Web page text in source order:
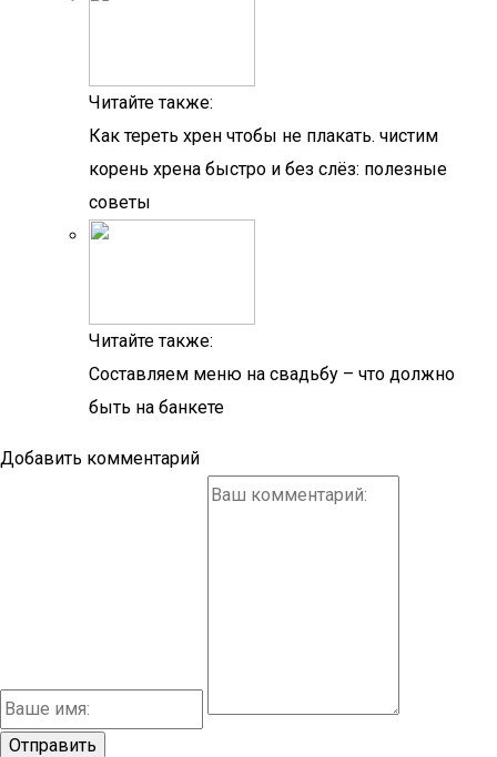
Читайте также:
Как тереть хрен чтобы не плакать. чистим
корень хрена быстро и без слёз: полезные
советы
Читайте также:
Составляем меню на свадьбу – что должно
быть на банкете
Добавить комментарий